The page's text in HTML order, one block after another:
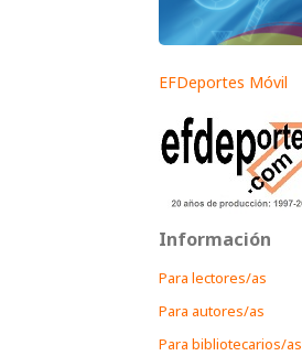
EFDeportes Móvil
Información
Para lectores/as
Para autores/as
Para bibliotecarios/as